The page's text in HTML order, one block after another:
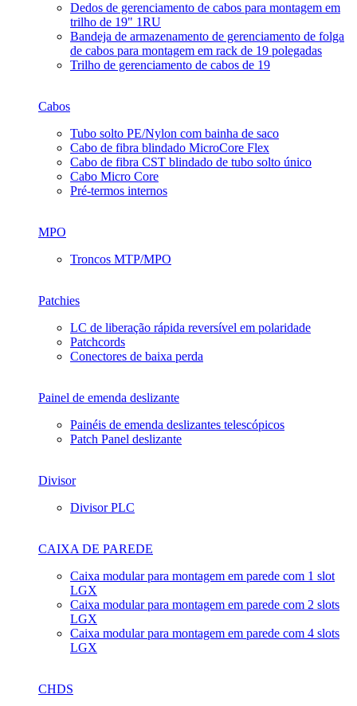
Dedos de gerenciamento de cabos para montagem em
trilho de 19" 1RU
Bandeja de armazenamento de gerenciamento de folga
de cabos para montagem em rack de 19 polegadas
Trilho de gerenciamento de cabos de 19
Cabos
Tubo solto PE/Nylon com bainha de saco
Cabo de fibra blindado MicroCore Flex
Cabo de fibra CST blindado de tubo solto único
Cabo Micro Core
Pré-termos internos
MPO
Troncos MTP/MPO
Patchies
LC de liberação rápida reversível em polaridade
Patchcords
Conectores de baixa perda
Painel de emenda deslizante
Painéis de emenda deslizantes telescópicos
Patch Panel deslizante
Divisor
Divisor PLC
CAIXA DE PAREDE
Caixa modular para montagem em parede com 1 slot
LGX
Caixa modular para montagem em parede com 2 slots
LGX
Caixa modular para montagem em parede com 4 slots
LGX
CHDS